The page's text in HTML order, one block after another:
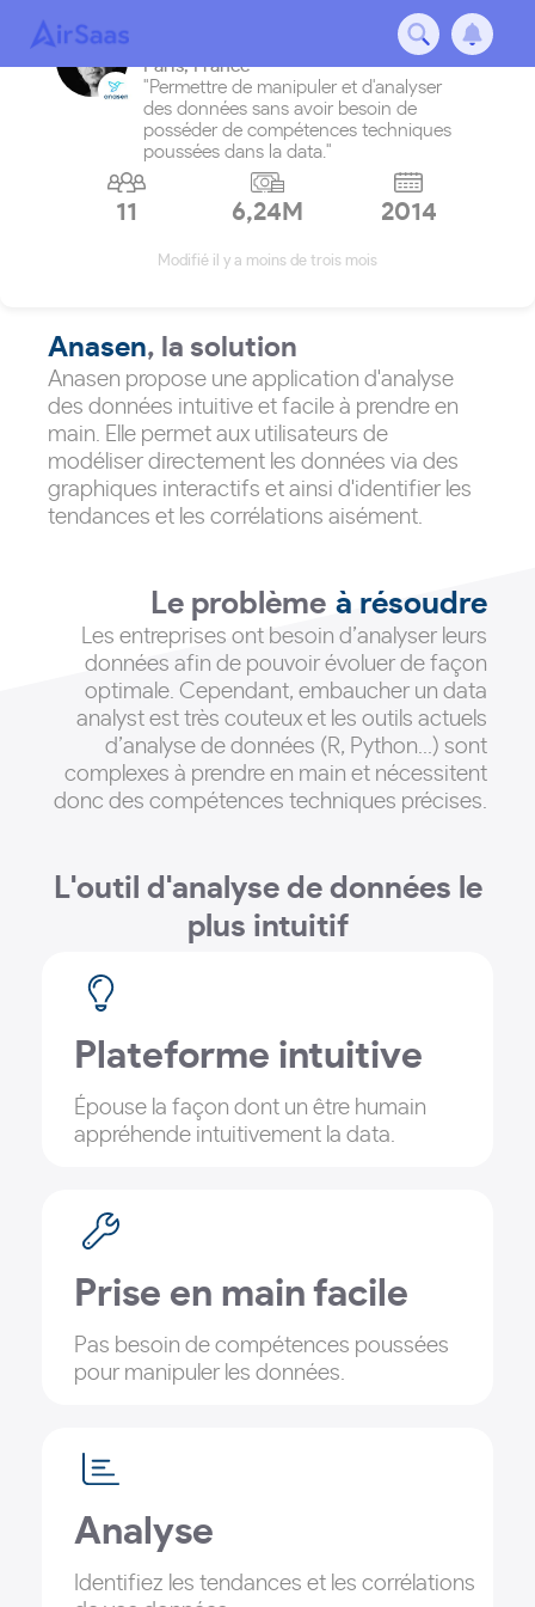
Paris,France
"Permettre de manipuler et d'analyser
des données sans avoir besoin de
posséder de compétences techniques
poussées dans la data."
11 6,24M 2014
Modifié il y a moins de trois mois
Anasen, la solution
Anasen propose une application d'analyse
des données intuitive et facile à prendre en
main. Elle permet aux utilisateurs de
modéliser directement les données via des
graphiques interactifs et ainsi d'identifier les
tendances et les corrélations aisément.
Le problème à résoudre
Les entreprises ont besoin d’analyser leurs
données afin de pouvoir évoluer de façon
optimale. Cependant, embaucher un data
analyst est très couteux et les outils actuels
d’analyse de données (R, Python...) sont
complexes à prendre en main et nécessitent
donc des compétences techniques précises.
L'outil d'analyse de données le
plus intuitif
Plateforme intuitive
Épouse la façon dont un être humain
appréhende intuitivement la data.
Prise en main facile
Pas besoin de compétences poussées
pour manipuler les données.
Analyse
Identifiez les tendances et les corrélations